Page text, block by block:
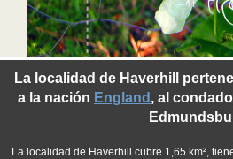
La localidad de Haverhill
a la nación England , al condado
La localidad de Haverhill cubre 1,65 km²,